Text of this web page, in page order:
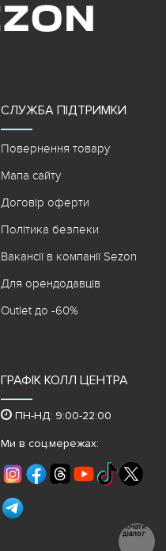
СЛУЖБА ПІДТРИМКИ
Повернення товару
Мапа сайту
Договір оферти
Політика безпеки
Вакансії в компанії Sezon
Для орендодавців
Outlet до -60%
ГРАФІК КОЛЛ ЦЕНТРА
ПН-НД: 9:00-22:00
Ми в соц.мережах:
Почати
діалог